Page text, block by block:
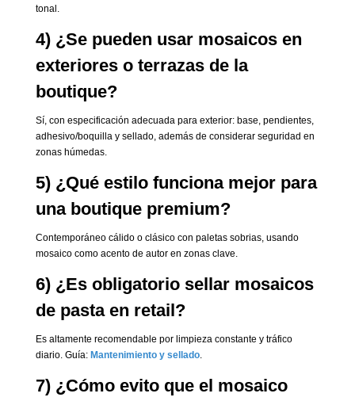
tonal.
4) ¿Se pueden usar mosaicos en
exteriores o terrazas de la
boutique?
Sí, con especificación adecuada para exterior: base, pendientes,
adhesivo/boquilla y sellado, además de considerar seguridad en
zonas húmedas.
5) ¿Qué estilo funciona mejor para
una boutique premium?
Contemporáneo cálido o clásico con paletas sobrias, usando
mosaico como acento de autor en zonas clave.
6) ¿Es obligatorio sellar mosaicos
de pasta en retail?
Es altamente recomendable por limpieza constante y tráfico
diario. Guía: Mantenimiento y sellado.
7) ¿Cómo evito que el mosaico